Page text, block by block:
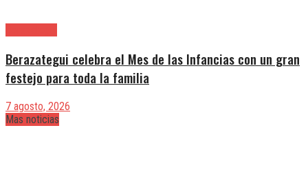
Berazategui celebra el Mes de las Infancias con un gran
festejo para toda la familia
7 agosto, 2026
Mas noticias